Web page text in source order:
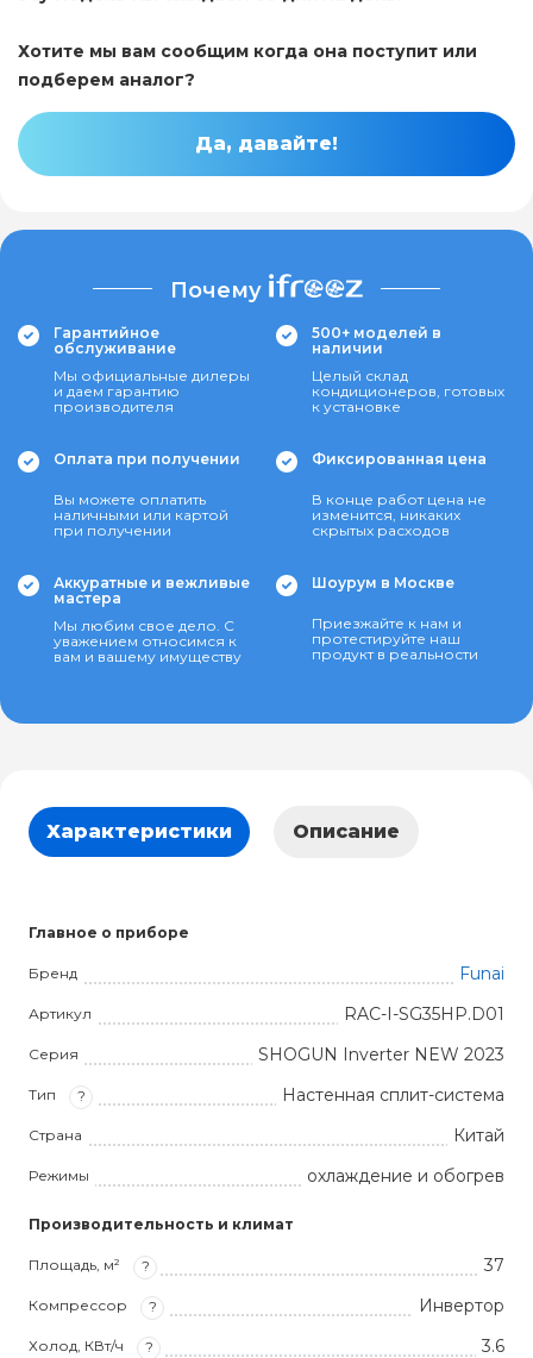
Хотите мы вам сообщим когда она поступит или
подберем аналог?
Да, давайте!
Почему
Гарантийное
обслуживание
Мы официальные дилеры
и даем гарантию
производителя
500+ моделей в
наличии
Целый склад
кондиционеров, готовых
к установке
Оплата при получении
Вы можете оплатить
наличными или картой
при получении
Фиксированная цена
В конце работ цена не
изменится, никаких
скрытых расходов
Аккуратные и вежливые
мастера
Мы любим свое дело. С
уважением относимся к
вам и вашему имуществу
Шоурум в Москве
Приезжайте к нам и
протестируйте наш
продукт в реальности
Характеристики Описание
Главное о приборе
Бренд Funai
Артикул RAC-I-SG35HP.D01
Серия SHOGUN Inverter NEW 2023
Тип ? Настенная сплит-система
Страна Китай
Режимы охлаждение и обогрев
Производительность и климат
Площадь, м² ? 37
Компрессор ? Инвертор
Холод, КВт/ч ? 3.6